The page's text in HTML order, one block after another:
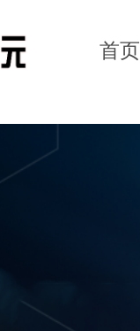
首页